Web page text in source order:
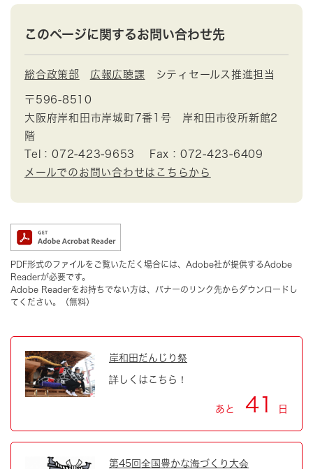
このページに関するお問い合わせ先
総合政策部 広報広聴課 シティセールス推進担当
〒596-8510
大阪府岸和田市岸城町7番1号 岸和田市役所新館2
階
Tel：072-423-9653
Fax：072-423-6409
メールでのお問い合わせはこちらから
PDF形式のファイルをご覧いただく場合には、Adobe社が提供するAdobe
Readerが必要です。
Adobe Readerをお持ちでない方は、バナーのリンク先からダウンロードし
てください。（無料）
岸和田だんじり祭
詳しくはこちら！
あと 41 日
第45回全国豊かな海づくり大会